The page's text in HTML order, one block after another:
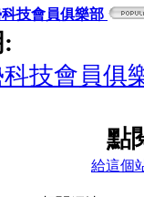
技會員俱樂部
技會員俱
點
給這個